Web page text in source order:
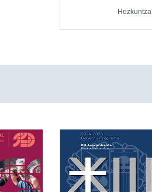
Hezkuntza